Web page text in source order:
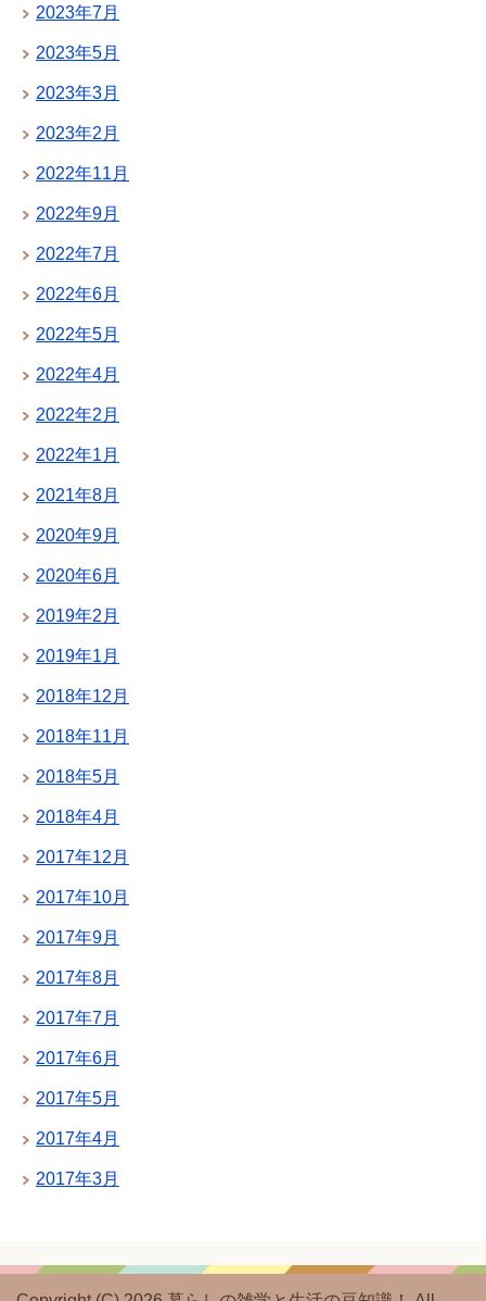
2023年7月
2023年5月
2023年3月
2023年2月
2022年11月
2022年9月
2022年7月
2022年6月
2022年5月
2022年4月
2022年2月
2022年1月
2021年8月
2020年9月
2020年6月
2019年2月
2019年1月
2018年12月
2018年11月
2018年5月
2018年4月
2017年12月
2017年10月
2017年9月
2017年8月
2017年7月
2017年6月
2017年5月
2017年4月
2017年3月